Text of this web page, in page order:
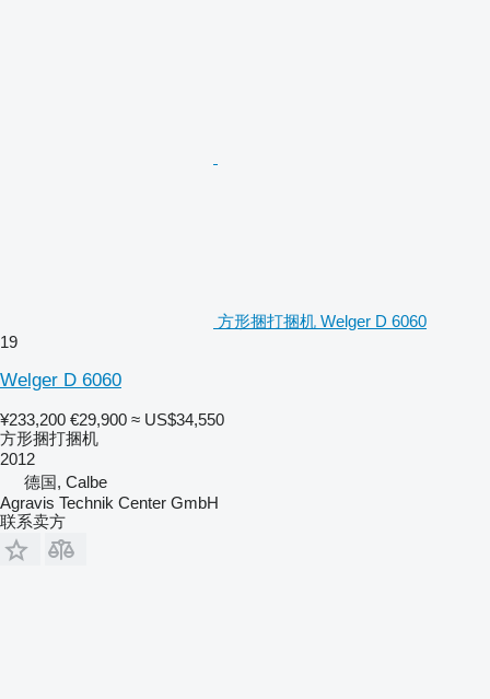
方形捆打捆机 Welger D 6060
19
Welger D 6060
¥233,200 €29,900 ≈ US$34,550
方形捆打捆机
2012
德国, Calbe
Agravis Technik Center GmbH
联系卖方